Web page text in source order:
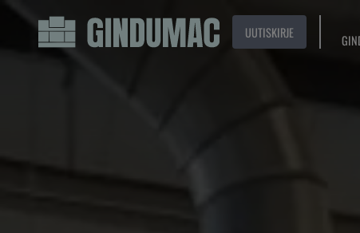
UUTISKIRJE